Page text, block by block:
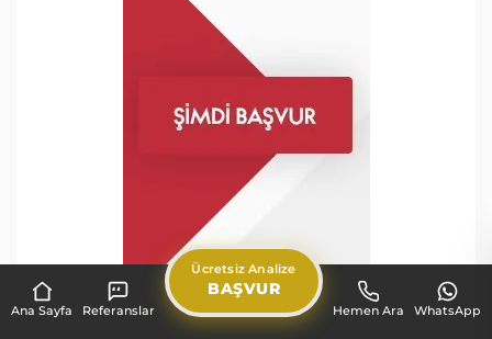
Ana Sayfa Referanslar
Ücretsiz Analize
BAŞVUR
Hemen Ara WhatsApp